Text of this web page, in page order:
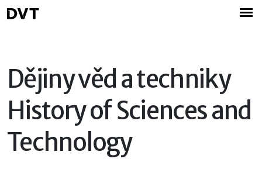
Dějiny věd a techniky
History of Sciences and
Technology